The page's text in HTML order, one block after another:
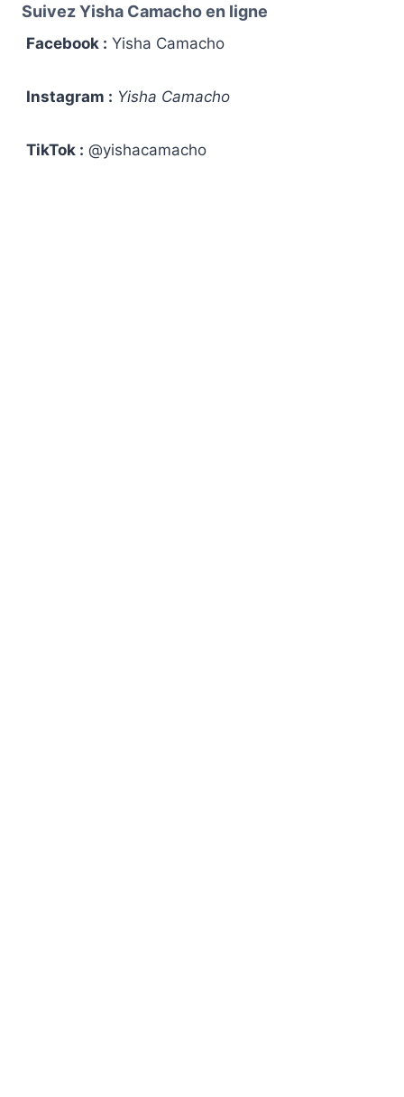
Suivez Yisha Camacho en ligne
Facebook : Yisha Camacho
Instagram : Yisha Camacho
TikTok : @yishacamacho